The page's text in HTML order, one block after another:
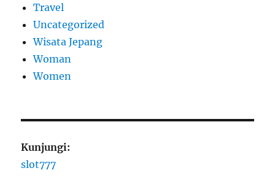
Travel
Uncategorized
Wisata Jepang
Woman
Women
Kunjungi:
slot777